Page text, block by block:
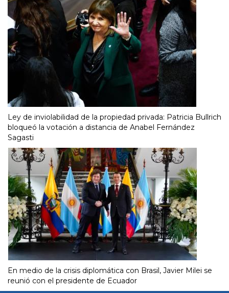
Ley de inviolabilidad de la propiedad privada: Patricia Bullrich
bloqueó la votación a distancia de Anabel Fernández
Sagasti
En medio de la crisis diplomática con Brasil, Javier Milei se
reunió con el presidente de Ecuador